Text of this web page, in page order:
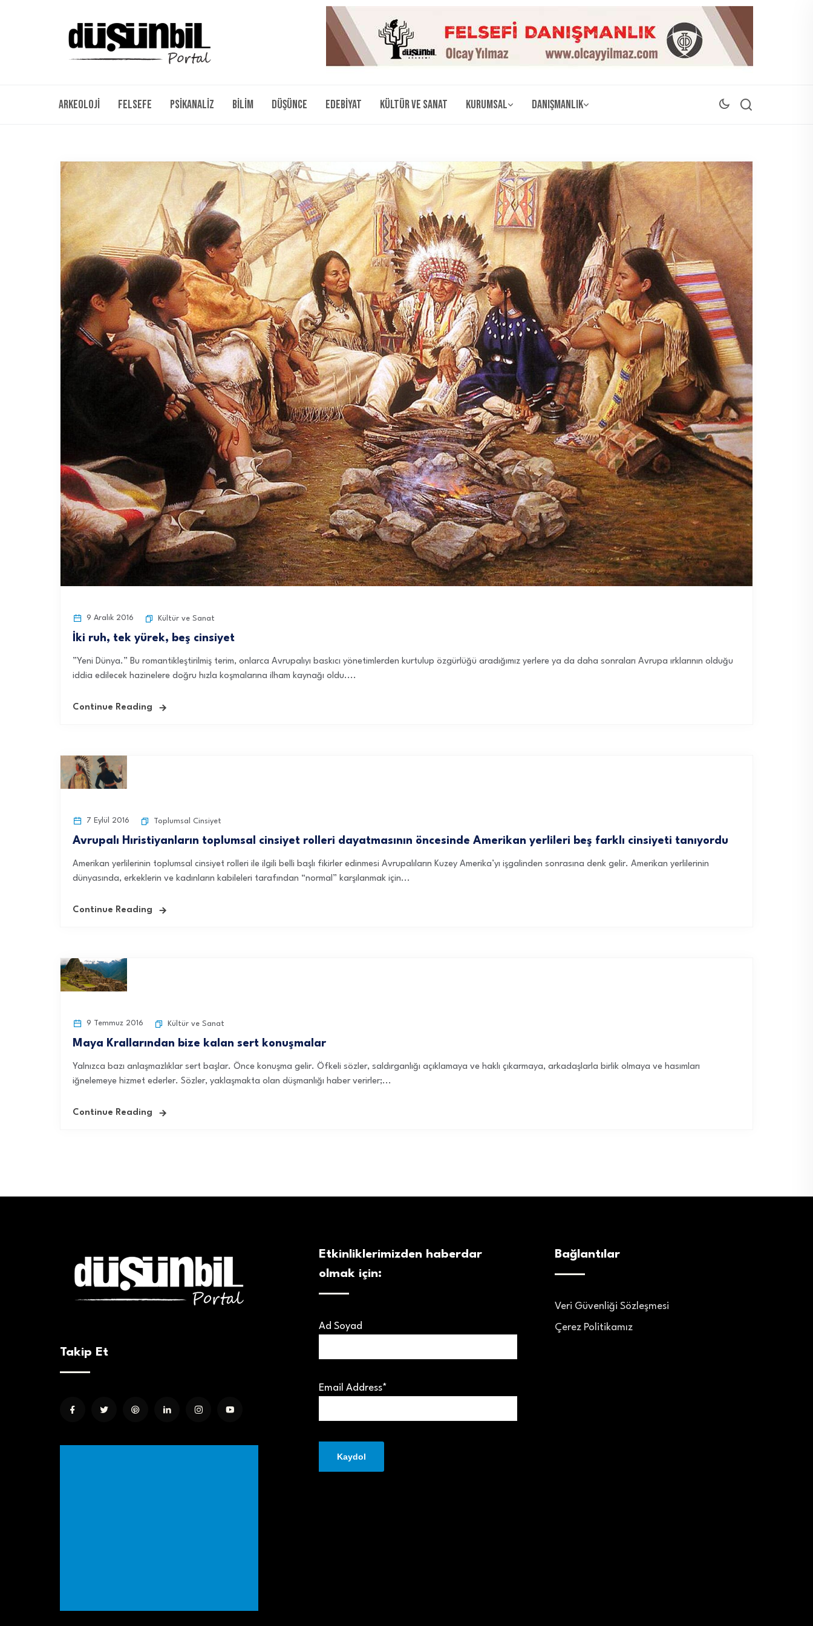
Arkeoloji Felsefe Psikanaliz Bilim Düşünce Edebiyat Kültür ve Sanat Kurumsal Danışmanlık
9 Aralık 2016 Kültür ve Sanat
İki ruh, tek yürek, beş cinsiyet
”Yeni Dünya.” Bu romantikleştirilmiş terim, onlarca Avrupalıyı baskıcı yönetimlerden kurtulup özgürlüğü aradığımız yerlere ya da daha sonraları Avrupa ırklarının olduğu
iddia edilecek hazinelere doğru hızla koşmalarına ilham kaynağı oldu....
Continue Reading
7 Eylül 2016 Toplumsal Cinsiyet
Avrupalı Hıristiyanların toplumsal cinsiyet rolleri dayatmasının öncesinde Amerikan yerlileri beş farklı cinsiyeti tanıyordu
Amerikan yerlilerinin toplumsal cinsiyet rolleri ile ilgili belli başlı fikirler edinmesi Avrupalıların Kuzey Amerika’yı işgalinden sonrasına denk gelir. Amerikan yerlilerinin
dünyasında, erkeklerin ve kadınların kabileleri tarafından “normal” karşılanmak için...
Continue Reading
9 Temmuz 2016 Kültür ve Sanat
Maya Krallarından bize kalan sert konuşmalar
Yalnızca bazı anlaşmazlıklar sert başlar. Önce konuşma gelir. Öfkeli sözler, saldırganlığı açıklamaya ve haklı çıkarmaya, arkadaşlarla birlik olmaya ve hasımları
iğnelemeye hizmet ederler. Sözler, yaklaşmakta olan düşmanlığı haber verirler;...
Continue Reading
Takip Et
Etkinliklerimizden haberdar
olmak için:
Ad Soyad
Email Address*
Bağlantılar
Veri Güvenliği Sözleşmesi
Çerez Politikamız